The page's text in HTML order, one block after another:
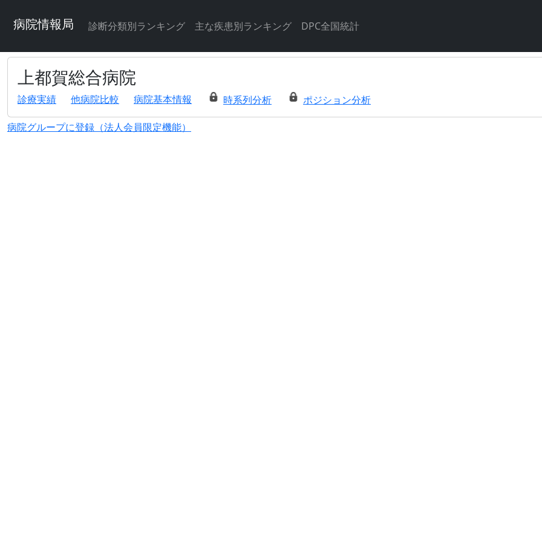
病院情報局 診断分類別ランキング 主な疾患別ランキング DPC全国統計
上都賀総合病院
診療実績 他病院比較 病院基本情報 時系列分析 ポジション分析
病院グループに登録（法人会員限定機能）